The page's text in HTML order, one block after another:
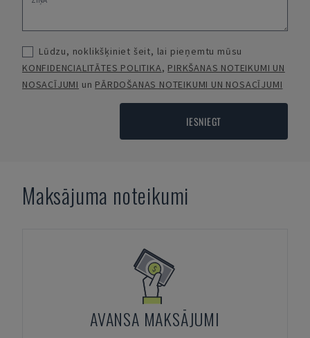
Lūdzu, noklikšķiniet šeit, lai pieņemtu mūsu
KONFIDENCIALITĀTES POLITIKA, PIRKŠANAS NOTEIKUMI UN
NOSACĪJUMI un PĀRDOŠANAS NOTEIKUMI UN NOSACĪJUMI
IESNIEGT
Maksājuma noteikumi
AVANSA MAKSĀJUMI